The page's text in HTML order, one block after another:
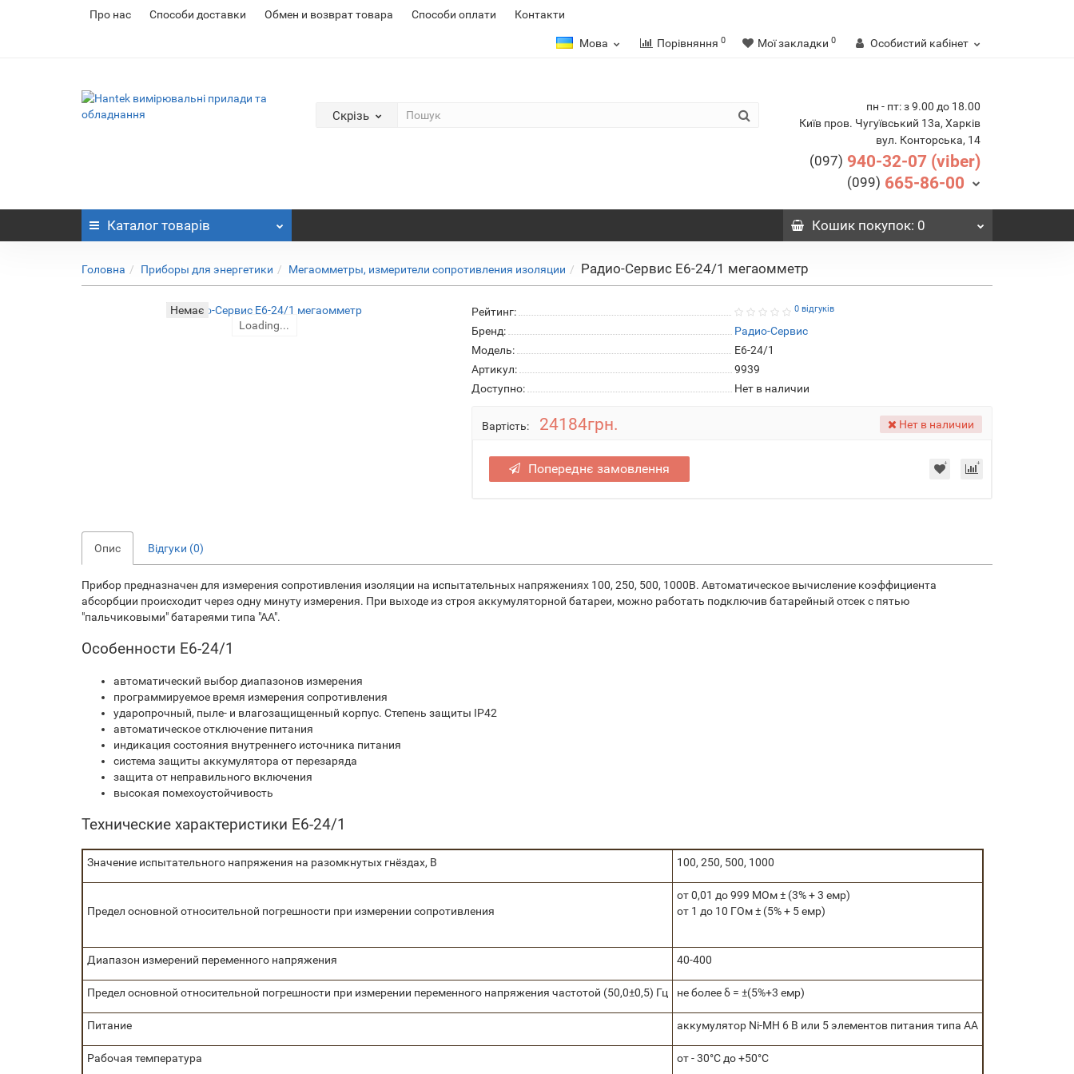
Про нас Cпособи доставки Обмен и возврат товара Способи оплати Контакти
Мова Порівняння 0 Мої закладки 0 Особистий кабінет
Скрізь
пн - пт: з 9.00 до 18.00
Київ пров. Чугуївський 13а, Харків
вул. Конторська, 14
(097) 940-32-07 (viber)
(099) 665-86-00
Каталог товарів Кошикпокупок: 0
Головна Приборы для энергетики Мегаомметры, измерители сопротивления изоляции Радио-Сервис Е6-24/1 мегаомметр
Немає
Loading...
Loading...
Рейтинг: 0 відгуків
Бренд:
Радио-Cервис
Модель:
E6-24/1
Артикул:
9939
Доступно:
Нет в наличии
Вартість: 24184грн. Нет в наличии
Попереднє замовлення
Опис Відгуки (0)
Прибор предназначен для измерения сопротивления изоляции на испытательных напряжениях 100, 250, 500, 1000В. Автоматическое вычисление коэффициента
абсорбции происходит через одну минуту измерения. При выходе из строя аккумуляторной батареи, можно работать подключив батарейный отсек с пятью
"пальчиковыми" батареями типа "АА".
Особенности Е6-24/1
автоматический выбор диапазонов измерения
программируемое время измерения сопротивления
ударопрочный, пыле- и влагозащищенный корпус. Степень защиты IP42
автоматическое отключение питания
индикация состояния внутреннего источника питания
система защиты аккумулятора от перезаряда
защита от неправильного включения
высокая помехоустойчивость
Технические характеристики Е6-24/1
Значение испытательного напряжения на разомкнутых гнёздах, В 100, 250, 500, 1000
Предел основной относительной погрешности при измерении сопротивления
от 0,01 до 999 МОм ± (3% + 3 емр)
от 1 до 10 ГОм ± (5% + 5 емр)
Диапазон измерений переменного напряжения 40-400
Предел основной относительной погрешности при измерении переменного напряжения частотой (50,0±0,5) Гц не более δ = ±(5%+3 емр)
Питание аккумулятор Ni-MH 6 В или 5 элементов питания типа АА
Рабочая температура от - 30°С до +50°С